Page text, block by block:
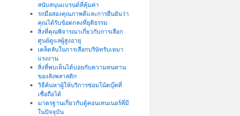
สนับสนุนแบรนด์ที่คุ้มค่า
รถมือสองคุณภาพดีและการยืนยันว่า
คุณได้รับข้อตกลงที่ยุติธรรม
สิ่งที่คุณพิจารณาเกี่ยวกับการเลือก
ศูนย์ดูแลผู้สูงอายุ
เคล็ดลับในการเลือกบริษัทรับเหมา
แรงงาน
สิ่งที่พบเห็นได้บ่อยกับความทนทาน
ของลังพลาสติก
วิธีค้นหาผู้ให้บริการซ่อมโน้ตบุ๊คที่
เชื่อถือได้
มาตรฐานเกี่ยวกับตู้คอนเทนเนอร์ที่มี
ในปัจจุบัน